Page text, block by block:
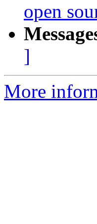
open
]
More